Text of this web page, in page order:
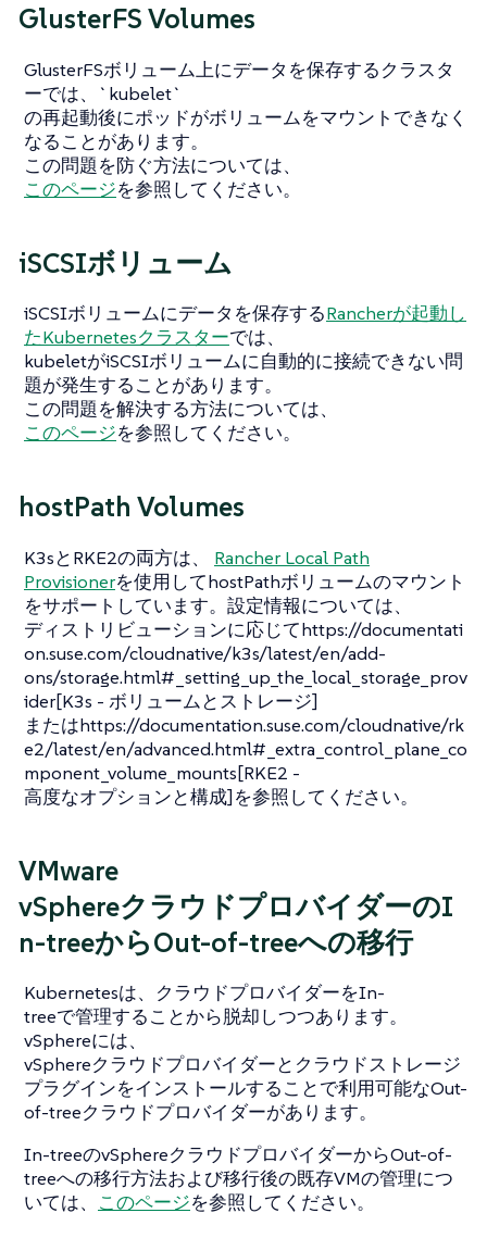
GlusterFS Volumes
GlusterFSボリューム上にデータを保存するクラスタ
ーでは、`kubelet`
の再起動後にポッドがボリュームをマウントできなく
なることがあります。
この問題を防ぐ方法については、
このページを参照してください。
iSCSIボリューム
iSCSIボリュームにデータを保存するRancherが起動し
たKubernetesクラスターでは、
kubeletがiSCSIボリュームに自動的に接続できない問
題が発生することがあります。
この問題を解決する方法については、
このページを参照してください。
hostPath Volumes
K3sとRKE2の両方は、 Rancher Local Path
Provisionerを使用してhostPathボリュームのマウント
をサポートしています。設定情報については、
ディストリビューションに応じてhttps://documentati
on.suse.com/cloudnative/k3s/latest/en/add-
ons/storage.html#_setting_up_the_local_storage_prov
ider[K3s - ボリュームとストレージ]
またはhttps://documentation.suse.com/cloudnative/rk
e2/latest/en/advanced.html#_extra_control_plane_co
mponent_volume_mounts[RKE2 -
高度なオプションと構成]を参照してください。
VMware
vSphereクラウドプロバイダーのI
n-treeからOut-of-treeへの移行
Kubernetesは、クラウドプロバイダーをIn-
treeで管理することから脱却しつつあります。
vSphereには、
vSphereクラウドプロバイダーとクラウドストレージ
プラグインをインストールすることで利用可能なOut-
of-treeクラウドプロバイダーがあります。
In-treeのvSphereクラウドプロバイダーからOut-of-
treeへの移行方法および移行後の既存VMの管理につ
いては、 このページを参照してください。